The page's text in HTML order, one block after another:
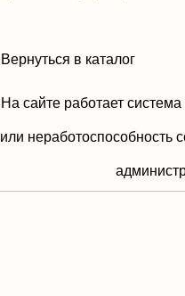
Вернуться в каталог
На сайте работает
или неработоспособность